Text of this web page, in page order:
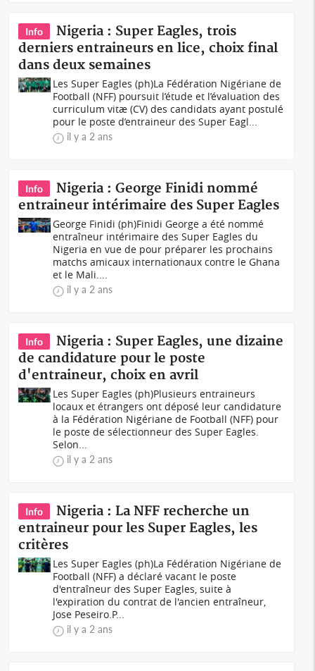
Info
Nigeria : Super Eagles, trois
derniers entraineurs en lice, choix final
dans deux semaines
Les Super Eagles (ph)La Fédération Nigériane de
Football (NFF) poursuit l’étude et l’évaluation des
curriculum vitæ (CV) des candidats ayant postulé
pour le poste d’entraineur des Super Eagl...
il y a 2 ans
Info
Nigeria : George Finidi nommé
entraineur intérimaire des Super Eagles
George Finidi (ph)Finidi George a été nommé
entraîneur intérimaire des Super Eagles du
Nigeria en vue de pour préparer les prochains
matchs amicaux internationaux contre le Ghana
et le Mali....
il y a 2 ans
Info
Nigeria : Super Eagles, une dizaine
de candidature pour le poste
d'entraineur, choix en avril
Les Super Eagles (ph)Plusieurs entraineurs
locaux et étrangers ont déposé leur candidature
à la Fédération Nigériane de Football (NFF) pour
le poste de sélectionneur des Super Eagles.
Selon...
il y a 2 ans
Info
Nigeria : La NFF recherche un
entraineur pour les Super Eagles, les
critères
Les Super Eagles (ph)La Fédération Nigériane de
Football (NFF) a déclaré vacant le poste
d'entraîneur des Super Eagles, suite à
l'expiration du contrat de l'ancien entraîneur,
Jose Peseiro.P...
il y a 2 ans